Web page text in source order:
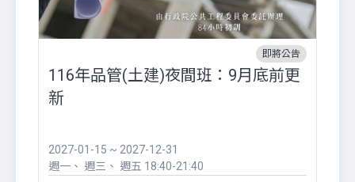
即將公告
116年品管(土建)夜間班：9月底前更
新
2027-01-15 ~ 2027-12-31
週一
週三 週五 18:40-21:40